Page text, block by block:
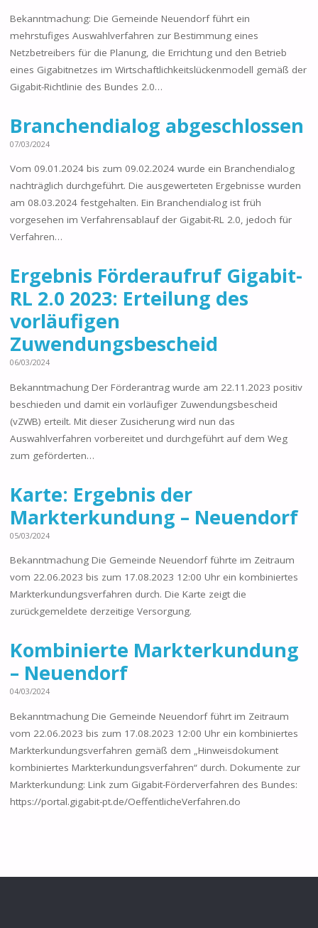
Bekanntmachung: Die Gemeinde Neuendorf führt ein
mehrstufiges Auswahlverfahren zur Bestimmung eines
Netzbetreibers für die Planung, die Errichtung und den Betrieb
eines Gigabitnetzes im Wirtschaftlichkeitslückenmodell gemäß der
Gigabit-Richtlinie des Bundes 2.0…
Branchendialog abgeschlossen
07/03/2024
Vom 09.01.2024 bis zum 09.02.2024 wurde ein Branchendialog
nachträglich durchgeführt. Die ausgewerteten Ergebnisse wurden
am 08.03.2024 festgehalten. Ein Branchendialog ist früh
vorgesehen im Verfahrensablauf der Gigabit-RL 2.0, jedoch für
Verfahren…
Ergebnis Förderaufruf Gigabit-
RL 2.0 2023: Erteilung des
vorläufigen
Zuwendungsbescheid
06/03/2024
Bekanntmachung Der Förderantrag wurde am 22.11.2023 positiv
beschieden und damit ein vorläufiger Zuwendungsbescheid
(vZWB) erteilt. Mit dieser Zusicherung wird nun das
Auswahlverfahren vorbereitet und durchgeführt auf dem Weg
zum geförderten…
Karte: Ergebnis der
Markterkundung – Neuendorf
05/03/2024
Bekanntmachung Die Gemeinde Neuendorf führte im Zeitraum
vom 22.06.2023 bis zum 17.08.2023 12:00 Uhr ein kombiniertes
Markterkundungsverfahren durch. Die Karte zeigt die
zurückgemeldete derzeitige Versorgung.
Kombinierte Markterkundung
– Neuendorf
04/03/2024
Bekanntmachung Die Gemeinde Neuendorf führt im Zeitraum
vom 22.06.2023 bis zum 17.08.2023 12:00 Uhr ein kombiniertes
Markterkundungsverfahren gemäß dem „Hinweisdokument
kombiniertes Markterkundungsverfahren“ durch. Dokumente zur
Markterkundung: Link zum Gigabit-Förderverfahren des Bundes:
https://portal.gigabit-pt.de/OeffentlicheVerfahren.do